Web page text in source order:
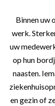
Binnen uw
werk.
uw
op hun
naasten.
en gezin of